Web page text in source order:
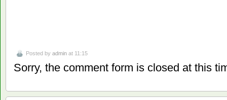
Posted by admin at 11:15
Sorry, the comment form is closed at this